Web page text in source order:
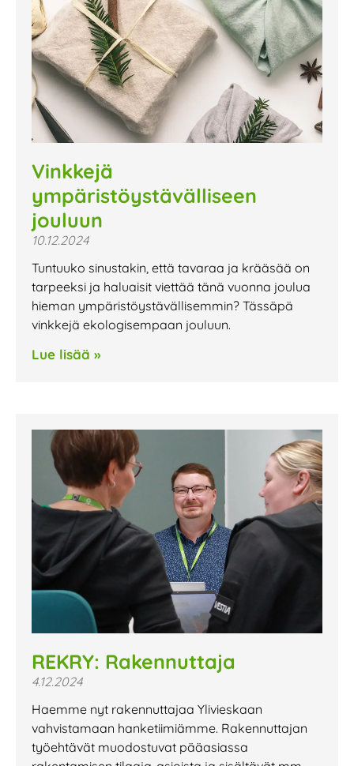
Vinkkejä
ympäristöystävälliseen
jouluun
10.12.2024
Tuntuuko sinustakin, että tavaraa ja krääsää on
tarpeeksi ja haluaisit viettää tänä vuonna joulua
hieman ympäristöystävällisemmin? Tässäpä
vinkkejä ekologisempaan jouluun.
Lue lisää »
REKRY: Rakennuttaja
4.12.2024
Haemme nyt rakennuttajaa Ylivieskaan
vahvistamaan hanketiimiämme. Rakennuttajan
työehtävät muodostuvat pääasiassa